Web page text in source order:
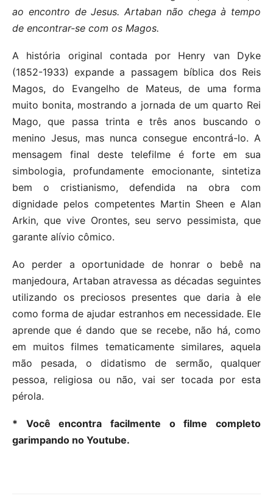
ao encontro de Jesus. Artaban não chega à tempo
de encontrar-se com os Magos.
A história original contada por Henry van Dyke
(1852-1933) expande a passagem bíblica dos Reis
Magos, do Evangelho de Mateus, de uma forma
muito bonita, mostrando a jornada de um quarto Rei
Mago, que passa trinta e três anos buscando o
menino Jesus, mas nunca consegue encontrá-lo. A
mensagem final deste telefilme é forte em sua
simbologia, profundamente emocionante, sintetiza
bem o cristianismo, defendida na obra com
dignidade pelos competentes Martin Sheen e Alan
Arkin, que vive Orontes, seu servo pessimista, que
garante alívio cômico.
Ao perder a oportunidade de honrar o bebê na
manjedoura, Artaban atravessa as décadas seguintes
utilizando os preciosos presentes que daria à ele
como forma de ajudar estranhos em necessidade. Ele
aprende que é dando que se recebe, não há, como
em muitos filmes tematicamente similares, aquela
mão pesada, o didatismo de sermão, qualquer
pessoa, religiosa ou não, vai ser tocada por esta
pérola.
* Você encontra facilmente o filme completo
garimpando no Youtube.